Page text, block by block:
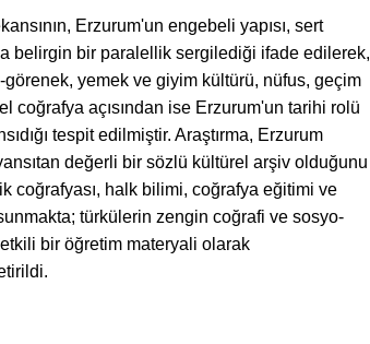
Erzurum'un engebeli yapısı, sert
belirgin bir paralellik sergilediği ifade edilerek,
yemek ve giyim kültürü, nüfus, geçim
coğrafya açısından ise Erzurum'un tarihi rolü
tespit edilmiştir. Araştırma, Erzurum
değerli bir sözlü kültürel arşiv olduğunu
coğrafyası, halk bilimi, coğrafya eğitimi ve
türkülerin zengin coğrafi ve sosyo-
bir öğretim materyali olarak